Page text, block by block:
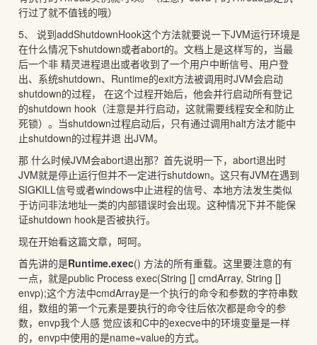
行过了就不值钱的哦）
5、 说到addShutdownHook这个方法就要说一下JVM运行环境是
在什么情况下shutdown或者abort的。文档上是这样写的，当最
后一个非 精灵进程退出或者收到了一个用户中断信号、用户登
出、系统shutdown、Runtime的exit方法被调用时JVM会启动
shutdown的过程， 在这个过程开始后，他会并行启动所有登记
的shutdown hook（注意是并行启动，这就需要线程安全和防止
死锁）。当shutdown过程启动后，只有通过调用halt方法才能中
止shutdown的过程并退 出JVM。
那 什么时候JVM会abort退出那？首先说明一下，abort退出时
JVM就是停止运行但并不一定进行shutdown。这只有JVM在遇到
SIGKILL信号或者windows中止进程的信号、本地方法发生类似
于访问非法地址一类的内部错误时会出现。这种情况下并不能保
证shutdown hook是否被执行。
现在开始看这篇文章，呵呵。
首先讲的是Runtime.exec() 方法的所有重载。这里要注意的有
一点，就是public Process exec(String [] cmdArray, String []
envp);这个方法中cmdArray是一个执行的命令和参数的字符串数
组，数组的第一个元素是要执行的命令往后依次都是命令的参
数，envp我个人感 觉应该和C中的execve中的环境变量是一样
的，envp中使用的是name=value的方式。